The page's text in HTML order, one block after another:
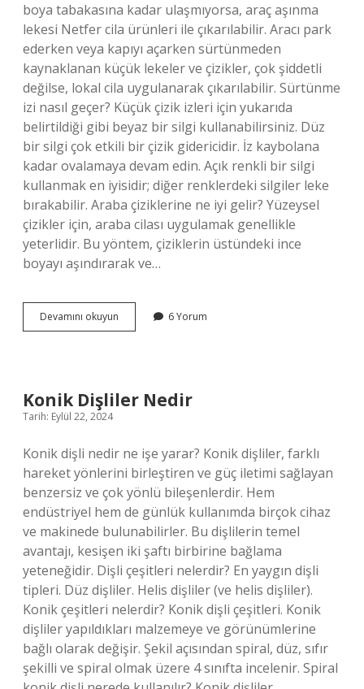
boya tabakasına kadar ulaşmıyorsa, araç aşınma
lekesi Netfer cila ürünleri ile çıkarılabilir. Aracı park
ederken veya kapıyı açarken sürtünmeden
kaynaklanan küçük lekeler ve çizikler, çok şiddetli
değilse, lokal cila uygulanarak çıkarılabilir. Sürtünme
izi nasıl geçer? Küçük çizik izleri için yukarıda
belirtildiği gibi beyaz bir silgi kullanabilirsiniz. Düz
bir silgi çok etkili bir çizik gidericidir. İz kaybolana
kadar ovalamaya devam edin. Açık renkli bir silgi
kullanmak en iyisidir; diğer renklerdeki silgiler leke
bırakabilir. Araba çiziklerine ne iyi gelir? Yüzeysel
çizikler için, araba cilası uygulamak genellikle
yeterlidir. Bu yöntem, çiziklerin üstündeki ince
boyayı aşındırarak ve…
Devamını okuyun
Sürtme
6 Yorum
Konik Dişliler Nedir
Tarih: Eylül 22, 2024
Konik dişli nedir ne işe yarar? Konik dişliler, farklı
hareket yönlerini birleştiren ve güç iletimi sağlayan
benzersiz ve çok yönlü bileşenlerdir. Hem
endüstriyel hem de günlük kullanımda birçok cihaz
ve makinede bulunabilirler. Bu dişlilerin temel
avantajı, kesişen iki şaftı birbirine bağlama
yeteneğidir. Dişli çeşitleri nelerdir? En yaygın dişli
tipleri. Düz dişliler. Helis dişliler (ve helis dişliler).
Konik çeşitleri nelerdir? Konik dişli çeşitleri. Konik
dişliler yapıldıkları malzemeye ve görünümlerine
bağlı olarak değişir. Şekil açısından spiral, düz, sıfır
şekilli ve spiral olmak üzere 4 sınıfta incelenir. Spiral